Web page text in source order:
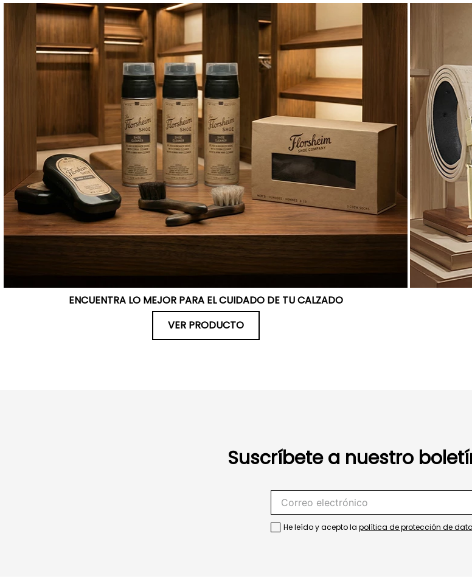
ENCUENTRA LO MEJOR PARA EL CUIDADO DE TU CALZADO
VER PRODUCTO
Suscríbete a nuestro
He leído y acepto la política de protección de